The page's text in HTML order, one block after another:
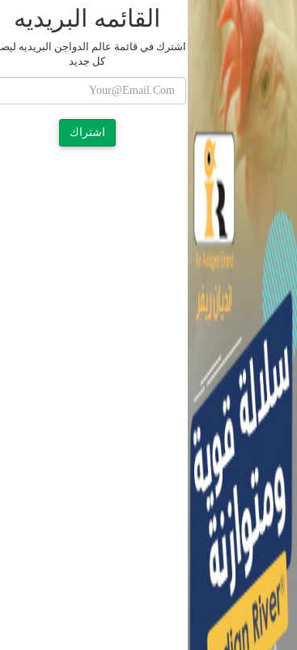
القائمه البريديه
اشترك في قائمة عالم الدواجن البريديه
كل جديد
اشتراك